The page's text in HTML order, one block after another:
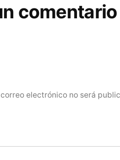
comentario
electrónico no será